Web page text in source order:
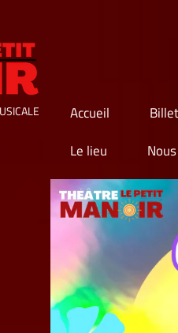
Accueil
Le lieu